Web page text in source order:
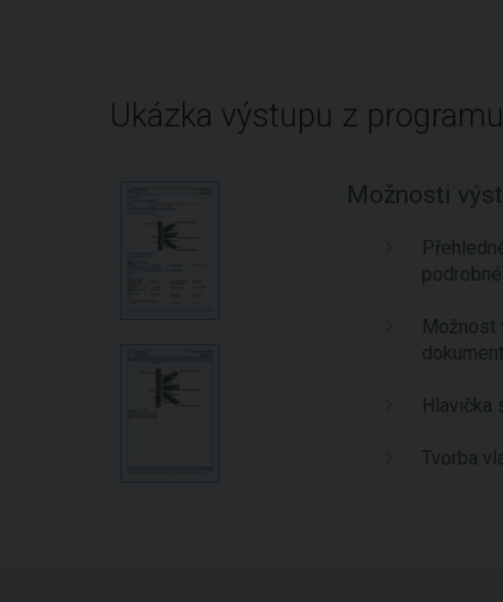
Ukázka výstupu z
Možnosti
Možnost
Hlavička
Tvorba